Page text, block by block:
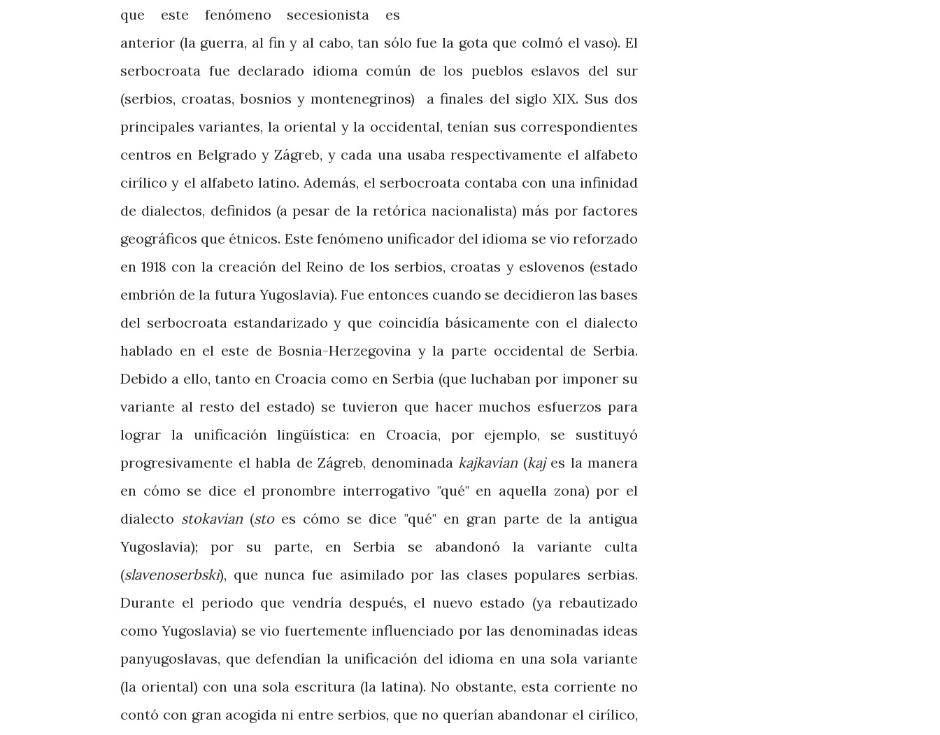
que este fenómeno secesionista es
anterior (la guerra, al fin y al cabo, tan sólo fue la gota que colmó el vaso). El
serbocroata fue declarado idioma común de los pueblos eslavos del sur
(serbios, croatas, bosnios y montenegrinos) a finales del siglo XIX. Sus dos
principales variantes, la oriental y la occidental, tenían sus correspondientes
centros en Belgrado y Zágreb, y cada una usaba respectivamente el alfabeto
cirílico y el alfabeto latino. Además, el serbocroata contaba con una infinidad
de dialectos, definidos (a pesar de la retórica nacionalista) más por factores
geográficos que étnicos. Este fenómeno unificador del idioma se vio reforzado
en 1918 con la creación del Reino de los serbios, croatas y eslovenos (estado
embrión de la futura Yugoslavia). Fue entonces cuando se decidieron las bases
del serbocroata estandarizado y que coincidía básicamente con el dialecto
hablado en el este de Bosnia-Herzegovina y la parte occidental de Serbia.
Debido a ello, tanto en Croacia como en Serbia (que luchaban por imponer su
variante al resto del estado) se tuvieron que hacer muchos esfuerzos para
lograr la unificación lingüística: en Croacia, por ejemplo, se sustituyó
progresivamente el habla de Zágreb, denominada kajkavian (kaj es la manera
en cómo se dice el pronombre interrogativo "qué" en aquella zona) por el
dialecto stokavian (sto es cómo se dice "qué" en gran parte de la antigua
Yugoslavia); por su parte, en Serbia se abandonó la variante culta
(slavenoserbski), que nunca fue asimilado por las clases populares serbias.
Durante el periodo que vendría después, el nuevo estado (ya rebautizado
como Yugoslavia) se vio fuertemente influenciado por las denominadas ideas
panyugoslavas, que defendían la unificación del idioma en una sola variante
(la oriental) con una sola escritura (la latina). No obstante, esta corriente no
contó con gran acogida ni entre serbios, que no querían abandonar el cirílico,